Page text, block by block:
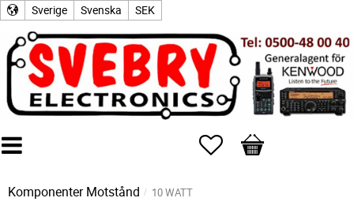
Sverige Svenska SEK
Favoriter
Kundvagn
Komponenter Motstånd 10 WATT